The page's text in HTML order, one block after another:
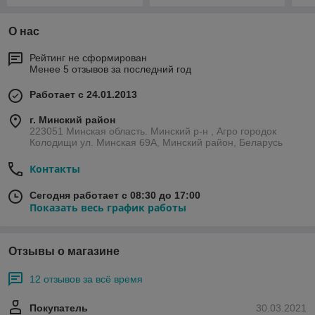
О нас
Рейтинг не сформирован
Менее 5 отзывов за последний год
Работает с 24.01.2013
г. Минский район
223051 Минская область. Минский р-н , Агро городок
Колодищи ул. Минская 69А, Минский район, Беларусь
Контакты
Сегодня работает с 08:30 до 17:00
Показать весь график работы
Отзывы о магазине
12 отзывов за всё время
30.03.2021
Покупатель